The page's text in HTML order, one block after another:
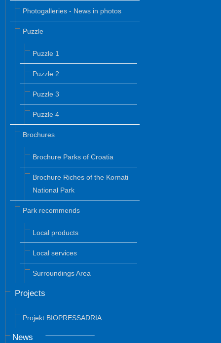
Photogalleries - News in photos
Puzzle
Puzzle 1
Puzzle 2
Puzzle 3
Puzzle 4
Brochures
Brochure Parks of Croatia
Brochure Riches of the Kornati
National Park
Park recommends
Local products
Local services
Surroundings Area
Projects
Projekt BIOPRESSADRIA
News